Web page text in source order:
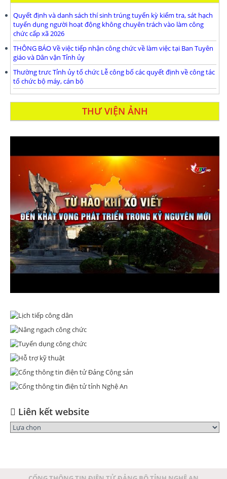
Quyết định và danh sách thí sinh trúng tuyển kỳ kiểm tra, sát hạch
tuyển dụng người hoạt động không chuyên trách vào làm công
chức cấp xã 2026
THÔNG BÁO Về việc tiếp nhận công chức về làm việc tại Ban Tuyên
giáo và Dân vận Tỉnh ủy
Thường trưc Tỉnh ủy tổ chức Lễ công bố các quyết định về công tác
tổ chức bộ máy, cán bộ
THƯ VIỆN ẢNH
Liên kết website